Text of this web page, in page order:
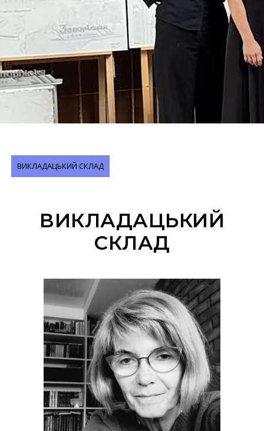
ВИКЛАДАЦЬКИЙ СКЛАД
ВИКЛАДАЦЬКИЙ
СКЛАД